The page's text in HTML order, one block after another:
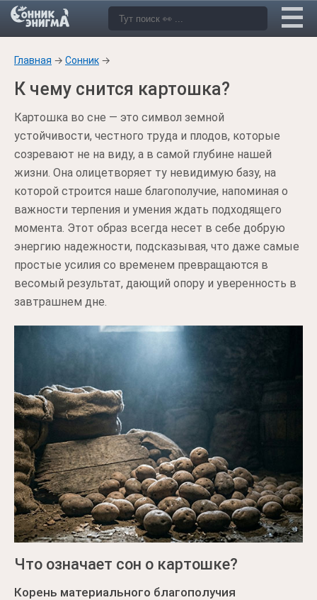
Главная → Сонник →
К чему снится картошка?
Картошка во сне — это символ земной
устойчивости, честного труда и плодов, которые
созревают не на виду, а в самой глубине нашей
жизни. Она олицетворяет ту невидимую базу, на
которой строится наше благополучие, напоминая о
важности терпения и умения ждать подходящего
момента. Этот образ всегда несет в себе добрую
энергию надежности, подсказывая, что даже самые
простые усилия со временем превращаются в
весомый результат, дающий опору и уверенность в
завтрашнем дне.
Что означает сон о картошке?
Корень материального благополучия